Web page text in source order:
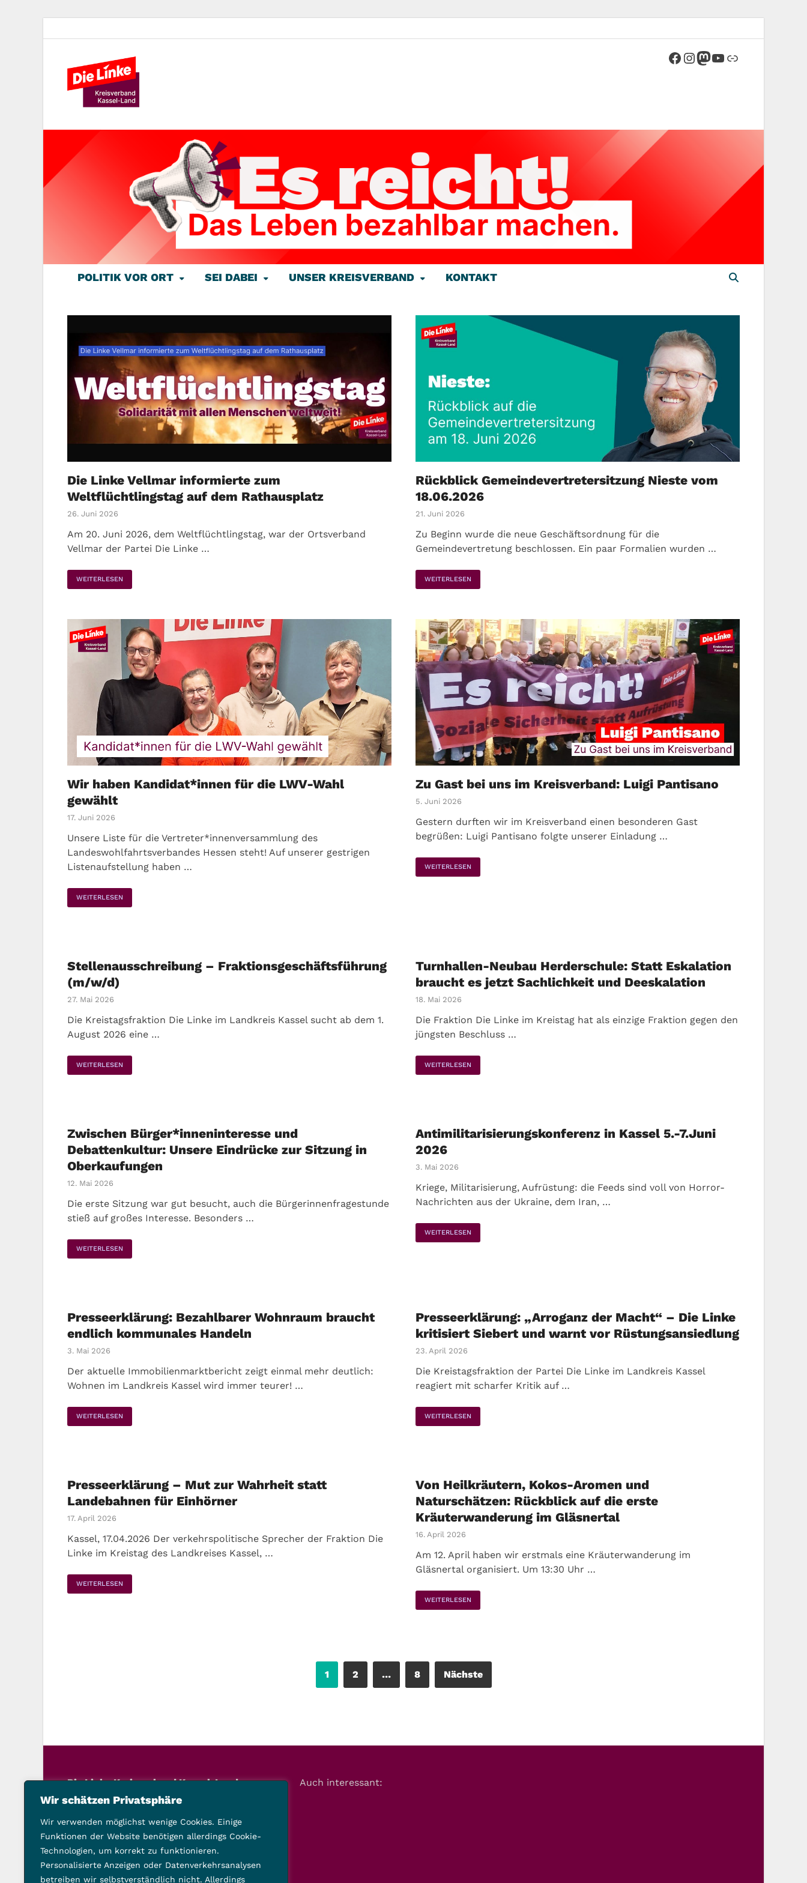
Wir schätzen Privatsphäre
Wir verwenden möglichst wenige Cookies. Einige
Funktionen der Website benötigen allerdings Cookie-
Technologien, um korrekt zu funktionieren.
Personalisierte Anzeigen oder Datenverkehrsanalysen
betreiben wir selbstverständlich nicht. Allerdings
POLITIK VOR ORT SEI DABEI UNSER KREISVERBAND KONTAKT
Die Linke Vellmar informierte zum
Weltflüchtlingstag auf dem Rathausplatz
26. Juni 2026
Am 20. Juni 2026, dem Weltflüchtlingstag, war der Ortsverband
Vellmar der Partei Die Linke …
WEITERLESEN
Rückblick Gemeindevertretersitzung Nieste vom
18.06.2026
21. Juni 2026
Zu Beginn wurde die neue Geschäftsordnung für die
Gemeindevertretung beschlossen. Ein paar Formalien wurden …
WEITERLESEN
Wir haben Kandidat*innen für die LWV-Wahl
gewählt
17. Juni 2026
Unsere Liste für die Vertreter*innenversammlung des
Landeswohlfahrtsverbandes Hessen steht! Auf unserer gestrigen
Listenaufstellung haben …
WEITERLESEN
Zu Gast bei uns im Kreisverband: Luigi Pantisano
5. Juni 2026
Gestern durften wir im Kreisverband einen besonderen Gast
begrüßen: Luigi Pantisano folgte unserer Einladung …
WEITERLESEN
Stellenausschreibung – Fraktionsgeschäftsführung
(m/w/d)
27. Mai 2026
Die Kreistagsfraktion Die Linke im Landkreis Kassel sucht ab dem 1.
August 2026 eine …
WEITERLESEN
Turnhallen-Neubau Herderschule: Statt Eskalation
braucht es jetzt Sachlichkeit und Deeskalation
18. Mai 2026
Die Fraktion Die Linke im Kreistag hat als einzige Fraktion gegen den
jüngsten Beschluss …
WEITERLESEN
Zwischen Bürger*inneninteresse und
Debattenkultur: Unsere Eindrücke zur Sitzung in
Oberkaufungen
12. Mai 2026
Die erste Sitzung war gut besucht, auch die Bürgerinnenfragestunde
stieß auf großes Interesse. Besonders …
WEITERLESEN
Antimilitarisierungskonferenz in Kassel 5.-7.Juni
2026
3. Mai 2026
Kriege, Militarisierung, Aufrüstung: die Feeds sind voll von Horror-
Nachrichten aus der Ukraine, dem Iran, …
WEITERLESEN
Presseerklärung: Bezahlbarer Wohnraum braucht
endlich kommunales Handeln
3. Mai 2026
Der aktuelle Immobilienmarktbericht zeigt einmal mehr deutlich:
Wohnen im Landkreis Kassel wird immer teurer! …
WEITERLESEN
Presseerklärung: „Arroganz der Macht“ – Die Linke
kritisiert Siebert und warnt vor Rüstungsansiedlung
23. April 2026
Die Kreistagsfraktion der Partei Die Linke im Landkreis Kassel
reagiert mit scharfer Kritik auf …
WEITERLESEN
Presseerklärung – Mut zur Wahrheit statt
Landebahnen für Einhörner
17. April 2026
Kassel, 17.04.2026 Der verkehrspolitische Sprecher der Fraktion Die
Linke im Kreistag des Landkreises Kassel, …
WEITERLESEN
Von Heilkräutern, Kokos-Aromen und
Naturschätzen: Rückblick auf die erste
Kräuterwanderung im Gläsnertal
16. April 2026
Am 12. April haben wir erstmals eine Kräuterwanderung im
Gläsnertal organisiert. Um 13:30 Uhr …
WEITERLESEN
1 2 … 8 Nächste
Die Linke Kreisverband Kassel-Land
Schillerstraße 21, 34117 Kassel
vorstand@die-linke-landkreis-kassel.de
Folge uns auch hier:
Auch interessant: